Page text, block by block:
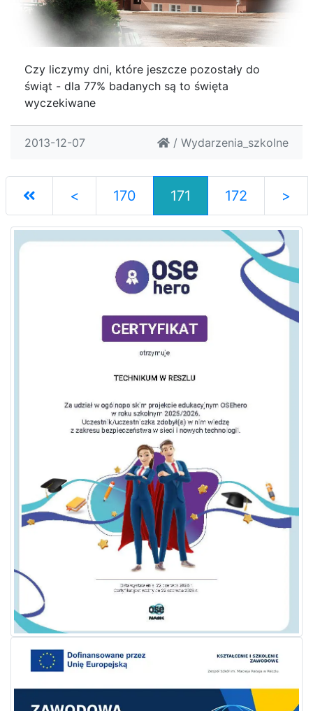
Czy liczymy dni, które jeszcze pozostały do
świąt - dla 77% badanych są to święta
wyczekiwane
2013-12-07 / Wydarzenia_szkolne
< 170 171 172 >